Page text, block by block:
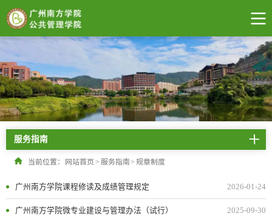
服务指南
当前位置： 网站首页 > 服务指南> 规章制度
2026-01-24
广州南方学院课程修读及成绩管理规定
2025-09-30
广州南方学院微专业建设与管理办法（试行）